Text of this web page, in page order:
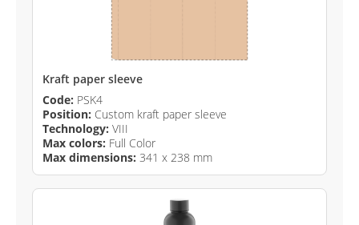
Kraft paper sleeve
Code: PSK4
Position: Custom kraft paper sleeve
Technology: VIII
Max colors: Full Color
Max dimensions: 341 x 238 mm